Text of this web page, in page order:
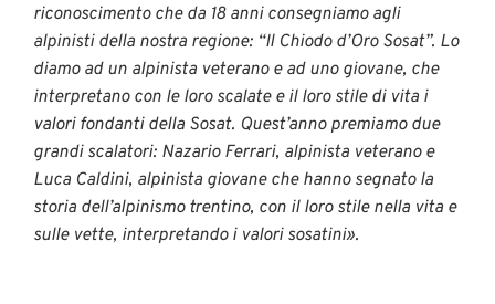
riconoscimento che da 18 anni consegniamo agli
alpinisti della nostra regione: “Il Chiodo d’Oro Sosat”. Lo
diamo ad un alpinista veterano e ad uno giovane, che
interpretano con le loro scalate e il loro stile di vita i
valori fondanti della Sosat. Quest’anno premiamo due
grandi scalatori: Nazario Ferrari, alpinista veterano e
Luca Caldini, alpinista giovane che hanno segnato la
storia dell’alpinismo trentino, con il loro stile nella vita e
sulle vette, interpretando i valori sosatini».